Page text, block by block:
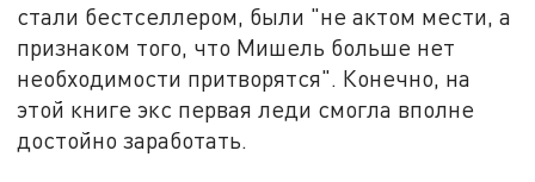
стали бестселлером, были "не актом мести, а
признаком того, что Мишель больше нет
необходимости притворятся". Конечно, на
этой книге экс первая леди смогла вполне
достойно заработать.